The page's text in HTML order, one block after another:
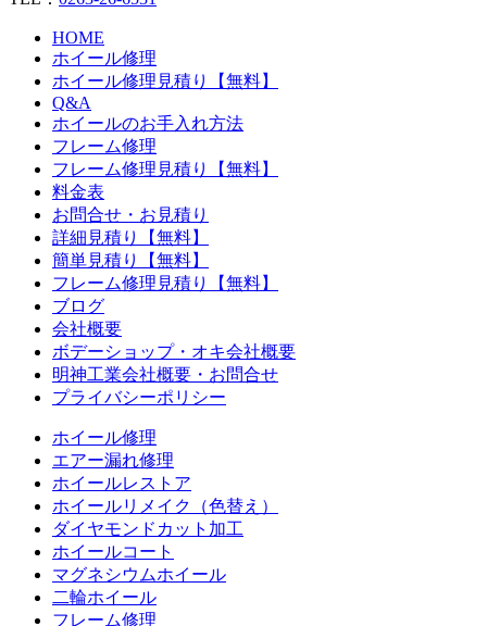
HOME
ホイール修理
ホイール修理見積り【無料】
Q&A
ホイールのお手入れ方法
フレーム修理
フレーム修理見積り【無料】
料金表
お問合せ・お見積り
詳細見積り【無料】
簡単見積り【無料】
フレーム修理見積り【無料】
ブログ
会社概要
ボデーショップ・オキ会社概要
明神工業会社概要・お問合せ
プライバシーポリシー
ホイール修理
エアー漏れ修理
ホイールレストア
ホイールリメイク（色替え）
ダイヤモンドカット加工
ホイールコート
マグネシウムホイール
二輪ホイール
フレーム修理